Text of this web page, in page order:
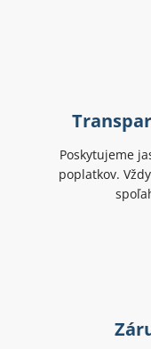
Poskytujeme
poplatkov.